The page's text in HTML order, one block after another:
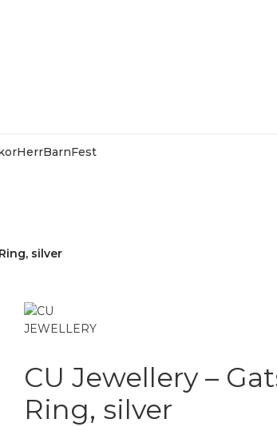
HerrBarnFest
silver
CU Jewellery –
Ring, silver